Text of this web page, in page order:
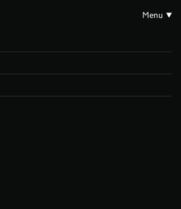
Menu